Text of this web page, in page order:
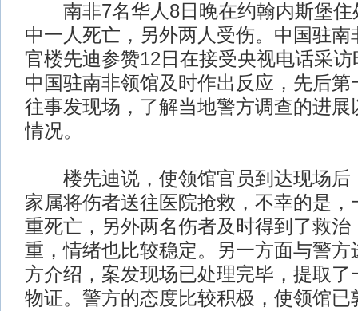
南非7名华人8日晚在约翰内斯堡住
中一人死亡，另外两人受伤。中国驻南
官楼先迪参赞12日在接受央视电话采
中国驻南非领馆及时作出反应，先后第
往事发现场，了解当地警方调查的进展
情况。
楼先迪说，使领馆官员到达现场后
家属将伤者送往医院抢救，不幸的是，
重死亡，另外两名伤者及时得到了救治
重，情绪也比较稳定。另一方面与警方
方介绍，案发现场已处理完毕，提取了
物证。警方的态度比较积极，使领馆已